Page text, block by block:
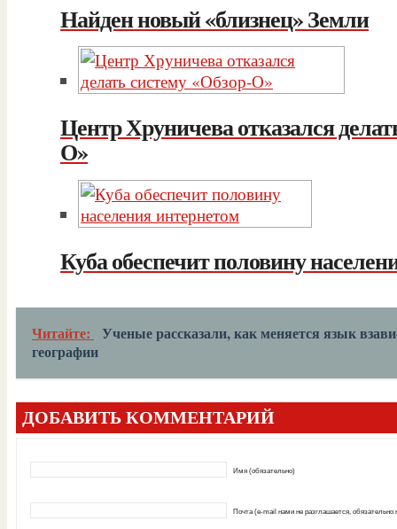
Найден новый «близнец» Земли
Центр Хруничева отказался
О»
Куба обеспечит половину
Читайте:
Ученые рассказали, как меняется язык
географии
ДОБАВИТЬ КОММЕНТАРИЙ
Имя (обязательно)
Почта (e-mail нами не разглашается, обязательно